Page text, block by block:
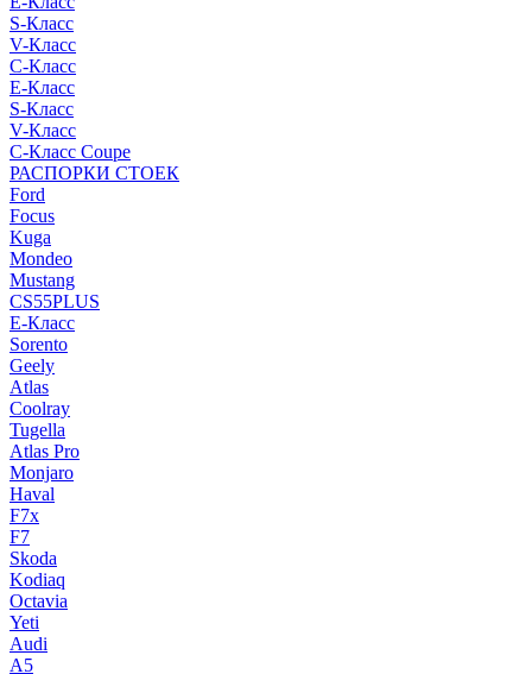
S-Класс
V-Класс
C-Класс
E-Класс
S-Класс
V-Класс
C-Класс Coupe
РАСПОРКИ СТОЕК
Ford
Focus
Kuga
Mondeo
Mustang
CS55PLUS
E-Класс
Sorento
Geely
Atlas
Coolray
Tugella
Atlas Pro
Monjaro
Haval
F7x
F7
Skoda
Kodiaq
Octavia
Yeti
Audi
A5